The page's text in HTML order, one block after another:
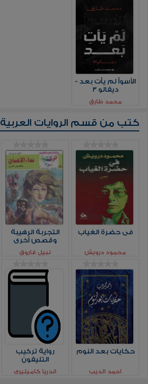
الأسوأ لم يأت بعد -
ديفالو 3
محمد طارق
كتب من قسم الروايات العربية
فى حضرة الغياب
محمود درويش
التجربة الرهيبة
وقصص أخرى
نبيل فاروق
حكايات بعد النوم
احمد الديب
رواية تركيب
التليفون
اندريا كاميليري